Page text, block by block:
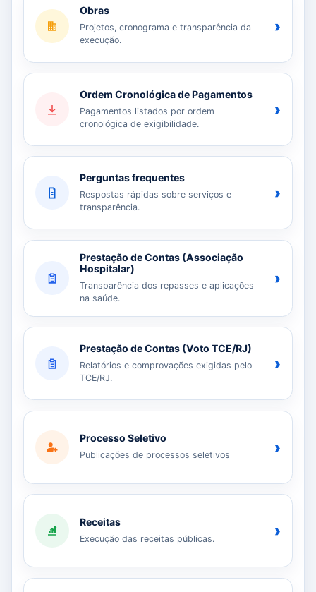
Obras
Projetos, cronograma e transparência da
execução.
›
Ordem Cronológica de Pagamentos
Pagamentos listados por ordem
cronológica de exigibilidade.
›
Perguntas frequentes
Respostas rápidas sobre serviços e
transparência.
›
Prestação de Contas (Associação
Hospitalar)
Transparência dos repasses e aplicações
na saúde.
›
Prestação de Contas (Voto TCE/RJ)
Relatórios e comprovações exigidas pelo
TCE/RJ.
›
Processo Seletivo
Publicações de processos seletivos ›
Receitas
Execução das receitas públicas. ›